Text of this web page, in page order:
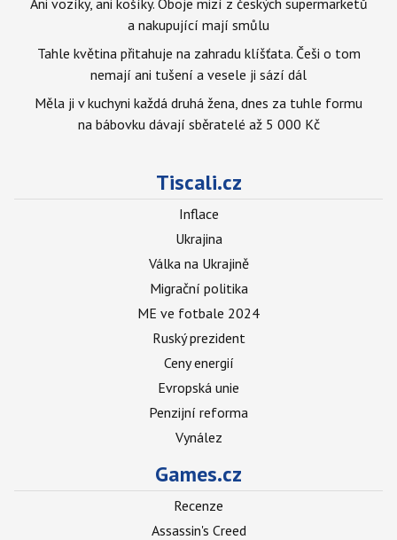
Ani vozíky, ani košíky. Oboje mizí z českých supermarketů
a nakupující mají smůlu
Tahle květina přitahuje na zahradu klíšťata. Češi o tom
nemají ani tušení a vesele ji sází dál
Měla ji v kuchyni každá druhá žena, dnes za tuhle formu
na bábovku dávají sběratelé až 5 000 Kč
Tiscali.cz
Inflace
Ukrajina
Válka na Ukrajině
Migrační politika
ME ve fotbale 2024
Ruský prezident
Ceny energií
Evropská unie
Penzijní reforma
Vynález
Games.cz
Recenze
Assassin's Creed